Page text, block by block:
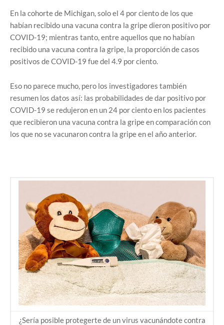
En la cohorte de Michigan, solo el 4 por ciento de los que
habían recibido una vacuna contra la gripe dieron positivo por
COVID-19; mientras tanto, entre aquellos que no habían
recibido una vacuna contra la gripe, la proporción de casos
positivos de COVID-19 fue del 4.9 por ciento.
Eso no parece mucho, pero los investigadores también
resumen los datos así: las probabilidades de dar positivo por
COVID-19 se redujeron en un 24 por ciento en los pacientes
que recibieron una vacuna contra la gripe en comparación con
los que no se vacunaron contra la gripe en el año anterior.
¿Sería posible protegerte de un virus vacunándote contra